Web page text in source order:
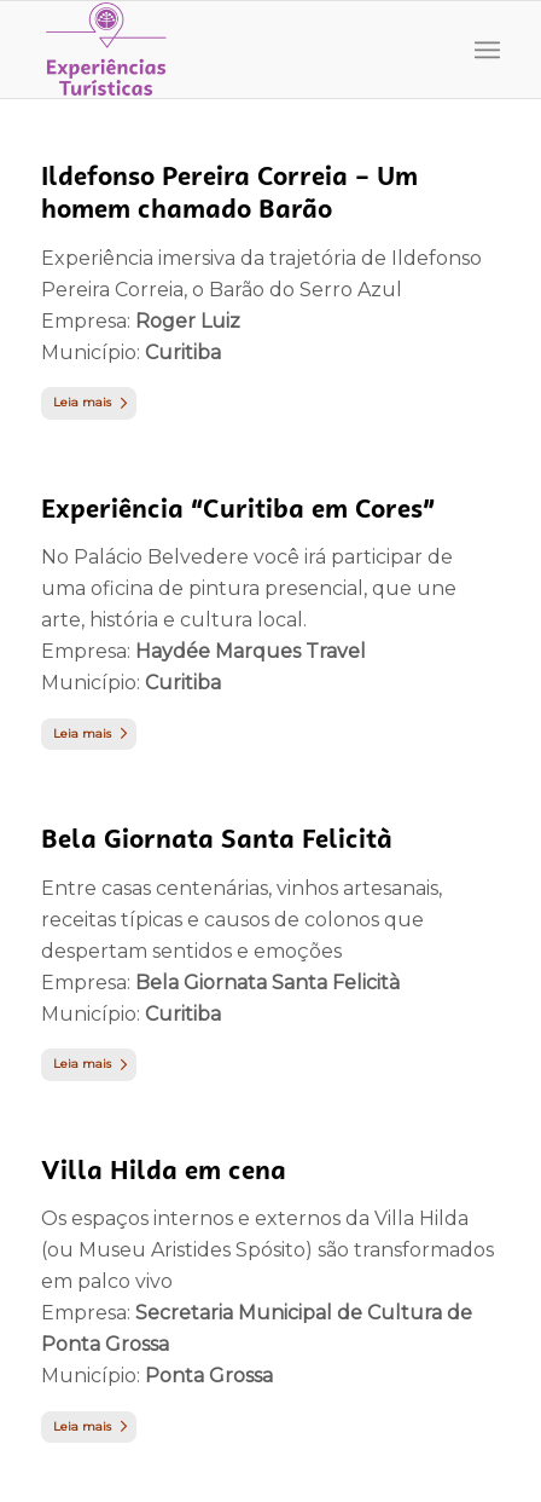
Ildefonso Pereira Correia – Um
homem chamado Barão
Experiência imersiva da trajetória de Ildefonso
Pereira Correia, o Barão do Serro Azul
Empresa: Roger Luiz
Município: Curitiba
Leia mais
Experiência “Curitiba em Cores”
No Palácio Belvedere você irá participar de
uma oficina de pintura presencial, que une
arte, história e cultura local.
Empresa: Haydée Marques Travel
Município: Curitiba
Leia mais
Bela Giornata Santa Felicità
Entre casas centenárias, vinhos artesanais,
receitas típicas e causos de colonos que
despertam sentidos e emoções
Empresa: Bela Giornata Santa Felicità
Município: Curitiba
Leia mais
Villa Hilda em cena
Os espaços internos e externos da Villa Hilda
(ou Museu Aristides Spósito) são transformados
em palco vivo
Empresa: Secretaria Municipal de Cultura de
Ponta Grossa
Município: Ponta Grossa
Leia mais